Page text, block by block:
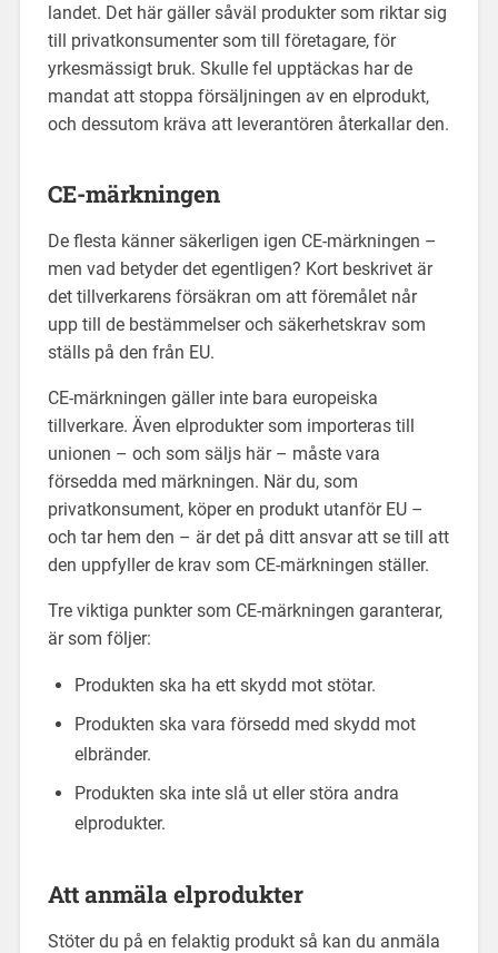
landet. Det här gäller såväl produkter som riktar sig
till privatkonsumenter som till företagare, för
yrkesmässigt bruk. Skulle fel upptäckas har de
mandat att stoppa försäljningen av en elprodukt,
och dessutom kräva att leverantören återkallar den.
CE-märkningen
De flesta känner säkerligen igen CE-märkningen –
men vad betyder det egentligen? Kort beskrivet är
det tillverkarens försäkran om att föremålet når
upp till de bestämmelser och säkerhetskrav som
ställs på den från EU.
CE-märkningen gäller inte bara europeiska
tillverkare. Även elprodukter som importeras till
unionen – och som säljs här – måste vara
försedda med märkningen. När du, som
privatkonsument, köper en produkt utanför EU –
och tar hem den – är det på ditt ansvar att se till att
den uppfyller de krav som CE-märkningen ställer.
Tre viktiga punkter som CE-märkningen garanterar,
är som följer:
Produkten ska ha ett skydd mot stötar.
Produkten ska vara försedd med skydd mot
elbränder.
Produkten ska inte slå ut eller störa andra
elprodukter.
Att anmäla elprodukter
Stöter du på en felaktig produkt så kan du anmäla